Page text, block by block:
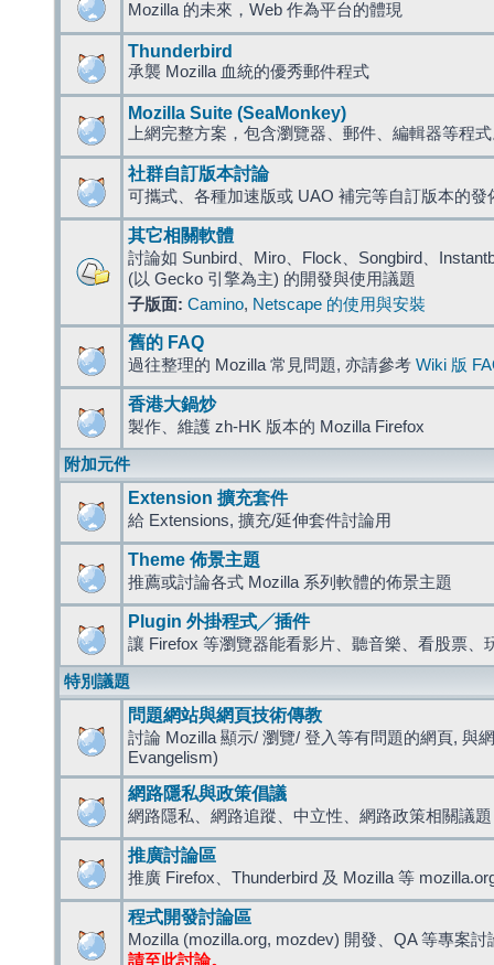
Mozilla 的未來，Web 作為平台的體現
Thunderbird
承襲 Mozilla 血統的優秀郵件程式
Mozilla Suite (SeaMonkey)
上網完整方案，包含瀏覽器、郵件、編輯器等程
社群自訂版本討論
可攜式、各種加速版或 UAO 補完等自訂版本的發
其它相關軟體
討論如 Sunbird、Miro、Flock、Songbird、
(以 Gecko 引擎為主) 的開發與使用議題
子版面: Camino, Netscape 的使用與安裝
舊的 FAQ
過往整理的 Mozilla 常見問題, 亦請參考 Wiki 版
香港大鍋炒
製作、維護 zh-HK 版本的 Mozilla Firefox
附加元件
Extension 擴充套件
給 Extensions, 擴充/延伸套件討論用
Theme 佈景主題
推薦或討論各式 Mozilla 系列軟體的佈景主題
Plugin 外掛程式╱插件
讓 Firefox 等瀏覽器能看影片、聽音樂、看股票、
特別議題
問題網站與網頁技術傳教
討論 Mozilla 顯示/ 瀏覽/ 登入等有問題的網頁, 與
Evangelism)
網路隱私與政策倡議
網路隱私、網路追蹤、中立性、網路政策相關議題
推廣討論區
推廣 Firefox、Thunderbird 及 Mozilla 等
程式開發討論區
Mozilla (mozilla.org, mozdev) 開發、QA 等專案討
請至此討論。